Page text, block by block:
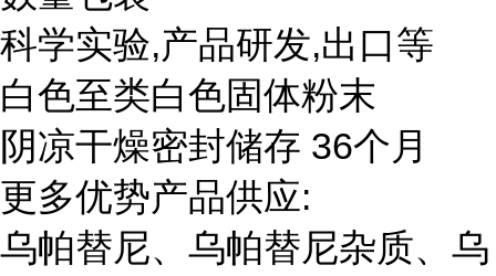
科学实验,产品研发,出口等
白色至类白色固体粉末
阴凉干燥密封储存 36个月
更多优势产品供应:
乌帕替尼、乌帕替尼杂质、乌